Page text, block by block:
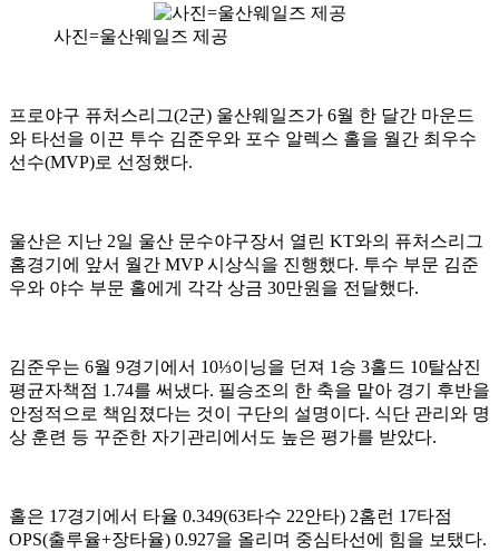
사진=울산웨일즈 제공
프로야구 퓨처스리그(2군) 울산웨일즈가 6월 한 달간 마운드
와 타선을 이끈 투수 김준우와 포수 알렉스 홀을 월간 최우수
선수(MVP)로 선정했다.
울산은 지난 2일 울산 문수야구장서 열린 KT와의 퓨처스리그
홈경기에 앞서 월간 MVP 시상식을 진행했다. 투수 부문 김준
우와 야수 부문 홀에게 각각 상금 30만원을 전달했다.
김준우는 6월 9경기에서 10⅓이닝을 던져 1승 3홀드 10탈삼진
평균자책점 1.74를 써냈다. 필승조의 한 축을 맡아 경기 후반을
안정적으로 책임졌다는 것이 구단의 설명이다. 식단 관리와 명
상 훈련 등 꾸준한 자기관리에서도 높은 평가를 받았다.
홀은 17경기에서 타율 0.349(63타수 22안타) 2홈런 17타점
OPS(출루율+장타율) 0.927을 올리며 중심타선에 힘을 보탰다.